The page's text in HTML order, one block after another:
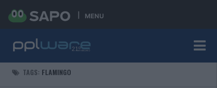
MENU
TAGS: FLAMINGO